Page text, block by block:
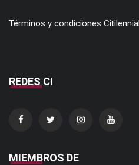
Términos y condiciones Citilennial
REDES CI
MIEMBROS DE